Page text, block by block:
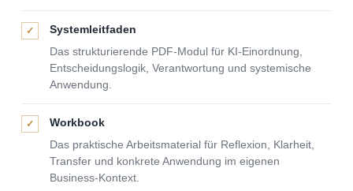
✓
Systemleitfaden
Das strukturierende PDF-Modul für KI-Einordnung,
Entscheidungslogik, Verantwortung und systemische
Anwendung.
✓
Workbook
Das praktische Arbeitsmaterial für Reflexion, Klarheit,
Transfer und konkrete Anwendung im eigenen
Business-Kontext.